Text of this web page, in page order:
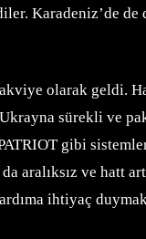
Karadeniz’de
olarak geldi.
sürekli ve
gibi
aralıksız ve hatt
ihtiyaç